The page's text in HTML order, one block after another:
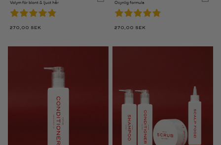
Volym för blont & ljust hår
270,00 SEK
Osynlig formula
270,00 SEK